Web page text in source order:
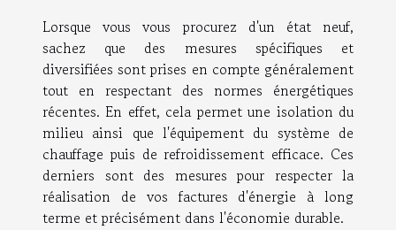
Lorsque vous vous procurez d'un état neuf,
sachez que des mesures spécifiques et
diversifiées sont prises en compte généralement
tout en respectant des normes énergétiques
récentes. En effet, cela permet une isolation du
milieu ainsi que l'équipement du système de
chauffage puis de refroidissement efficace. Ces
derniers sont des mesures pour respecter la
réalisation de vos factures d'énergie à long
terme et précisément dans l'économie durable.